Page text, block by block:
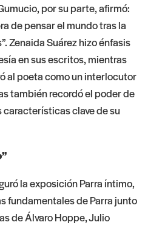
por su parte, afirmó:
de pensar el mundo tras la
Zenaida Suárez hizo énfasis
en sus escritos, mientras
al poeta como un interlocutor
también recordó el poder de
características clave de su
la exposición Parra íntimo,
fundamentales de Parra junto
de Álvaro Hoppe, Julio